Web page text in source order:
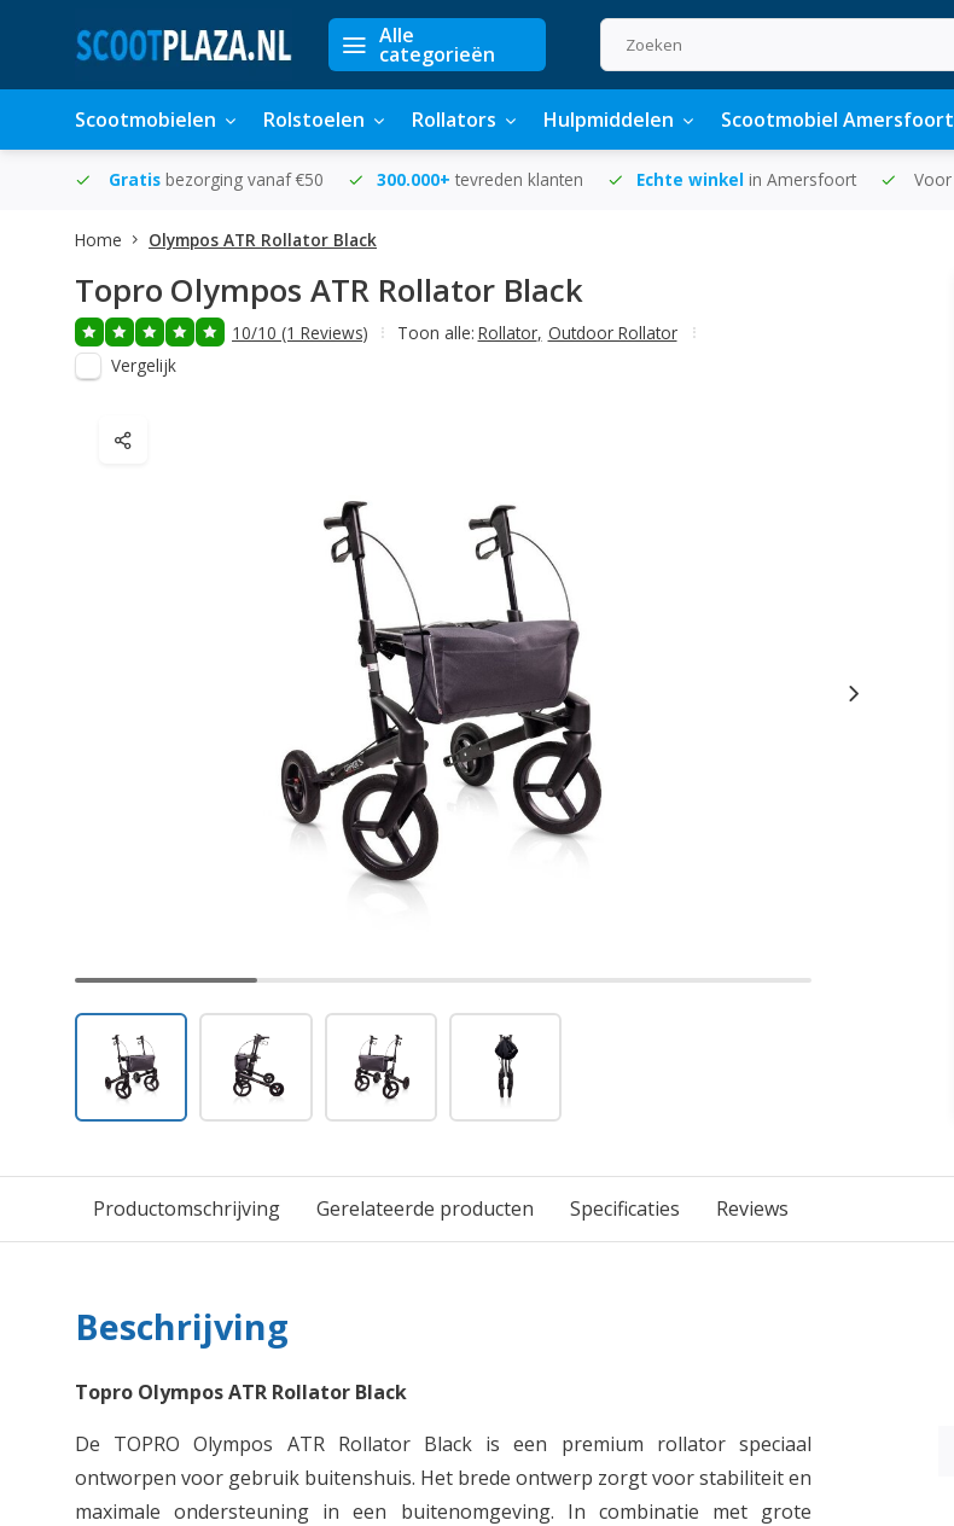
Alle
categorieën
Scootmobielen Rolstoelen Rollators Hulpmiddelen Scootmobiel Amersfoort
Gratis bezorging vanaf €50 300.000+ tevreden klanten Echte winkel in Amersfoort Voor
Home Olympos ATR Rollator Black
Topro Olympos ATR Rollator Black
10/10 (1 Reviews) Toon alle: Rollator, Outdoor Rollator
Vergelijk
Productomschrijving Gerelateerde producten Specificaties Reviews
Beschrijving
Topro Olympos ATR Rollator Black
De TOPRO Olympos ATR Rollator Black is een premium rollator speciaal
ontworpen voor gebruik buitenshuis. Het brede ontwerp zorgt voor stabiliteit en
maximale ondersteuning in een buitenomgeving. In combinatie met grote